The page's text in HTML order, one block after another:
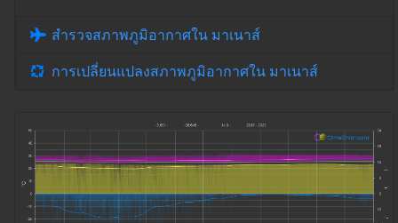
สำรวจสภาพภูมิอากาศใน มาเนาส์
การเปลี่ยนแปลงสภาพภูมิอากาศใน มาเนาส์